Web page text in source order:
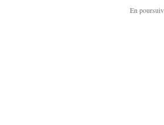
En